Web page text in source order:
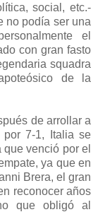
social, etc.-
no podía ser una
el
con gran fasto
squadra
de la
de arrollar a
por 7-1, Italia se
venció por el
ya que en
Brera, el gran
reconocer años
que obligó al